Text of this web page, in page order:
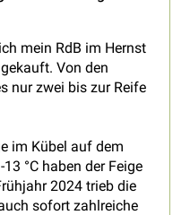
mein RdB im Hernst
Von den
nur zwei bis zur Reife
im Kübel auf dem
°C haben der Feige
2024 trieb die
sofort zahlreiche